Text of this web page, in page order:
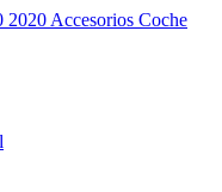
Accesorios Coche